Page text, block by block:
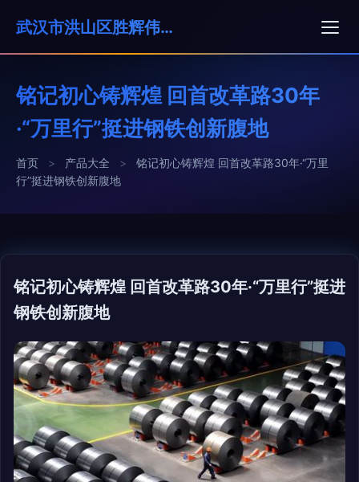
武汉市洪山区胜辉伟业不锈钢加工部
铭记初心铸辉煌 回首改革路30年
·“万里行”挺进钢铁创新腹地
首页 > 产品大全 >
铭记初心铸辉煌 回首改革路30年·“万里
行”挺进钢铁创新腹地
铭记初心铸辉煌 回首改革路30年·“万里行”挺进
钢铁创新腹地